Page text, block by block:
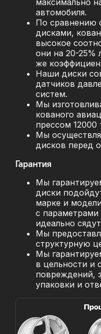
автомобиля.
По сравнению
дисками,
высокое
они на 20-25%
же
Наши диски
датчиков
систем.
Мы
кованого
прессом 12000
Мы
дисков перед
Гарантия
Мы
диски
марке и
с
идеально
Мы
структурную
Мы
в цельности и
повреждений,
упаковки и